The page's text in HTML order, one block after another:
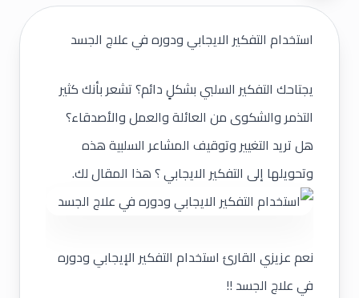
استخدام التفكير الايجابي ودوره في علاج الجسد
يجتاحك التفكير السلبيبشكلٍ دائم؟ تشعر بأنك كثير
التذمر والشكوى من العائلة والعمل والأصدقاء؟
هل تريد التغيير وتوقيف المشاعر السلبية هذه
وتحويلها إلى التفكير الايجابي ؟ هذا المقال لك.
نعم عزيزي القارئ استخدام التفكير الإيجابي ودوره
في علاج الجسد !!